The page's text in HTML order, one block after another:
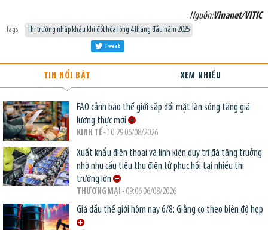
Nguồn:Vinanet/VITIC
Tags: Thị trường nhập khẩu khí đốt hóa lỏng 4 tháng đầu năm 2025
Tweet
TIN NỔI BẬT XEM NHIỀU
FAO cảnh báo thế giới sắp đối mặt làn sóng tăng giá
lương thực mới
KINH TẾ- 10:29 06/08/2026
Xuất khẩu điện thoại và linh kiện duy trì đà tăng trưởng
nhờ nhu cầu tiêu thụ điện tử phục hồi tại nhiều thị
trường lớn
THƯƠNG MẠI - 09:06 06/08/2026
Giá dầu thế giới hôm nay 6/8: Giằng co theo biên độ hẹp